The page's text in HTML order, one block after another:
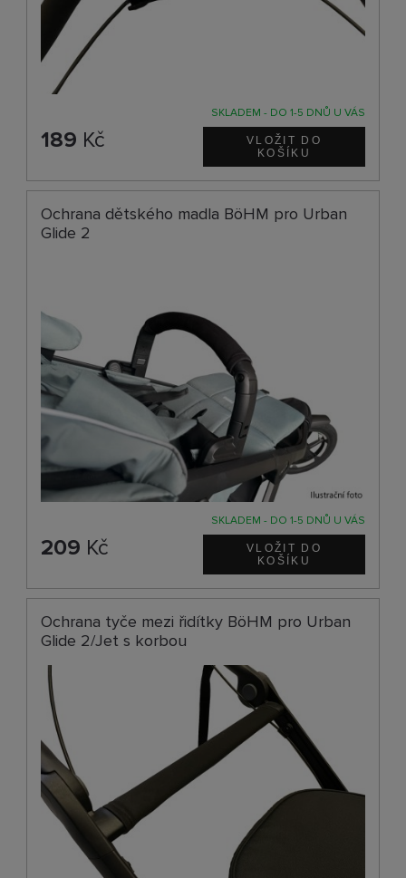
SKLADEM - DO 1-5 DNŮ U VÁS
189 Kč
Ochrana dětského madla BöHM pro Urban
Glide 2
SKLADEM - DO 1-5 DNŮ U VÁS
209 Kč
Ochrana tyče mezi řidítky BöHM pro Urban
Glide 2/Jet s korbou